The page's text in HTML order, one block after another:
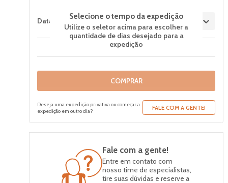
Datas de saída Selecione o tempo de expedição
Selecione o tempo da expedição
Utilize o seletor acima para escolher a
quantidade de dias desejado para a
expedição
COMPRAR
Deseja uma expedição privativa ou começar a
expedição em outro dia?
FALE COM A GENTE!
Fale com a gente!
Entre em contato com
nosso time de especialistas,
tire suas dúvidas e reserve a